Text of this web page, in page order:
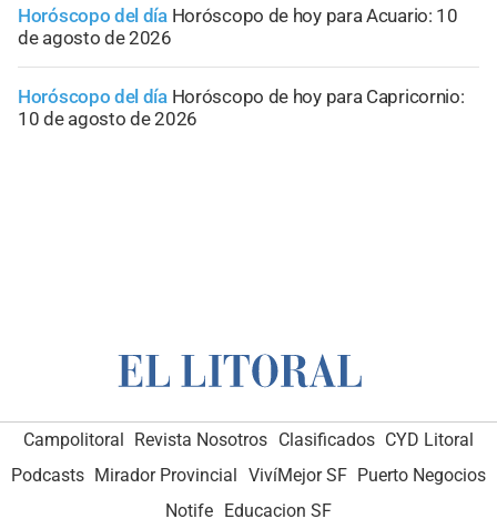
Horóscopo del día Horóscopo de hoy para Acuario: 10
de agosto de 2026
Horóscopo del día Horóscopo de hoy para Capricornio:
10 de agosto de 2026
Campolitoral Revista Nosotros Clasificados CYD Litoral
Podcasts Mirador Provincial VivíMejor SF Puerto Negocios
Notife
Educacion SF